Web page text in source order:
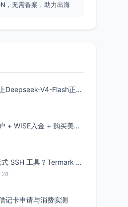
，无需备案，助力出海
七牛云已经能用上Deepseek-V4-Flash正式版了，点此领取300万Token
美国第一证券开户 + WISE入金 + 购买美股全流程分享
还在用老式 SSH 工具？Termark 新一代跨平台智能SSH客户端了解一下
记卡申请与消费实测